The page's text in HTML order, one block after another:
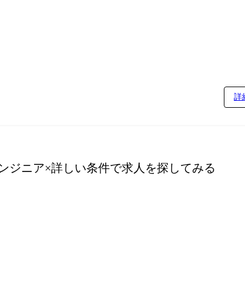
くプロトタイプの開発も行っています。 そのため、今までは
くことが可能となっております。 本ポジションでは、社内有識者のサポートの元、
実現可能な仕様を策定します。必要に応じて、OutSystemsを
詳
ジニア×詳しい条件で求人を探してみる